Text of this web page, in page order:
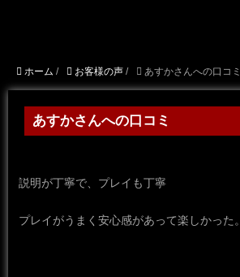
ホーム / お客様の声 / あすかさんへの口コミ
あすかさんへの口コミ
説明が丁寧で、プレイも丁寧
プレイがうまく安心感があって楽しかった。